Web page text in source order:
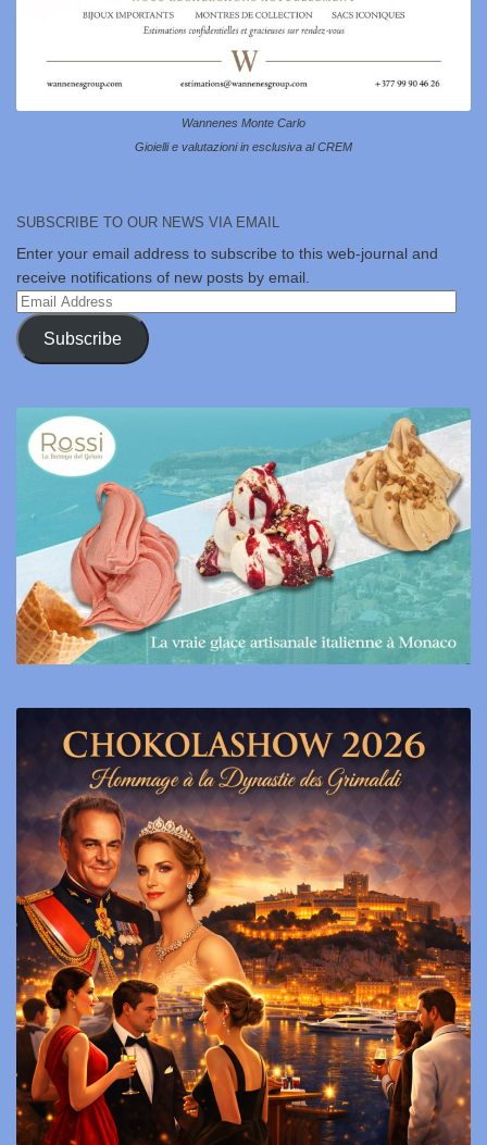
Wannenes Monte Carlo
Gioielli e valutazioni in esclusiva al CREM
SUBSCRIBE TO OUR NEWS VIA EMAIL
Enter your email address to subscribe to this web-journal and
receive notifications of new posts by email.
Email
Address
Subscribe